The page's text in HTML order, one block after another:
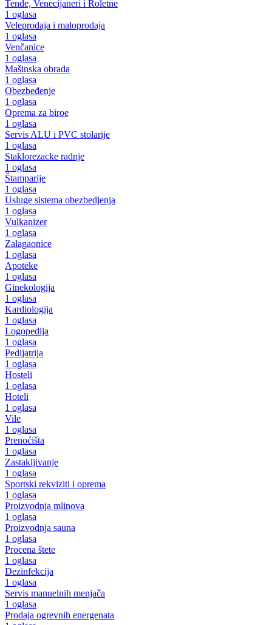
Tende, Venecijaneri i Roletne
1 oglasa
Veleprodaja i maloprodaja
1 oglasa
Venčanice
1 oglasa
Mašinska obrada
1 oglasa
Obezbeđenje
1 oglasa
Oprema za biroe
1 oglasa
Servis ALU i PVC stolarije
1 oglasa
Staklorezacke radnje
1 oglasa
Štamparije
1 oglasa
Usluge sistema obezbedjenja
1 oglasa
Vulkanizer
1 oglasa
Zalagaonice
1 oglasa
Apoteke
1 oglasa
Ginekologija
1 oglasa
Kardiologija
1 oglasa
Logopedija
1 oglasa
Pedijatrija
1 oglasa
Hosteli
1 oglasa
Hoteli
1 oglasa
Vile
1 oglasa
Prenoćišta
1 oglasa
Zastakljivanje
1 oglasa
Sportski rekviziti i oprema
1 oglasa
Proizvodnja mlinova
1 oglasa
Proizvodnja sauna
1 oglasa
Procena štete
1 oglasa
Dezinfekcija
1 oglasa
Servis manuelnih menjača
1 oglasa
Prodaja ogrevnih energenata